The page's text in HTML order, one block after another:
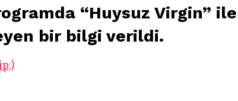
“Huysuz Virgin”
bir bilgi verildi.